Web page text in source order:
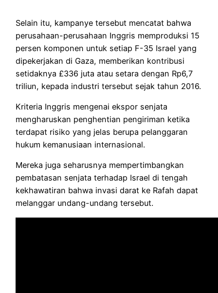
Selain itu, kampanye tersebut mencatat bahwa
perusahaan-perusahaan Inggris memproduksi 15
persen komponen untuk setiap F-35 Israel yang
dipekerjakan di Gaza, memberikan kontribusi
setidaknya £336 juta atau setara dengan Rp6,7
triliun, kepada industri tersebut sejak tahun 2016.
Kriteria Inggris mengenai ekspor senjata
mengharuskan penghentian pengiriman ketika
terdapat risiko yang jelas berupa pelanggaran
hukum kemanusiaan internasional.
Mereka juga seharusnya mempertimbangkan
pembatasan senjata terhadap Israel di tengah
kekhawatiran bahwa invasi darat ke Rafah dapat
melanggar undang-undang tersebut.